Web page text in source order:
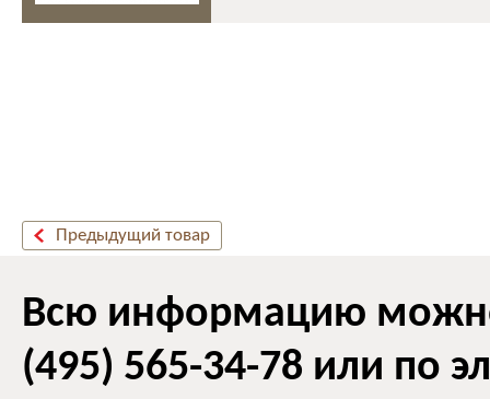
Предыдущий товар
Всю информацию
(495) 565-34-78 или по